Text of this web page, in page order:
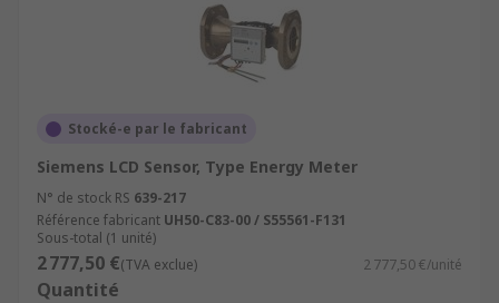
Stocké-e par le fabricant
Siemens LCD Sensor, Type Energy Meter
N° de stock RS 639-217
Référence fabricant UH50-C83-00 / S55561-F131
Sous-total (1 unité)
2 777,50 €(TVA exclue) 2 777,50 €/unité
Quantité